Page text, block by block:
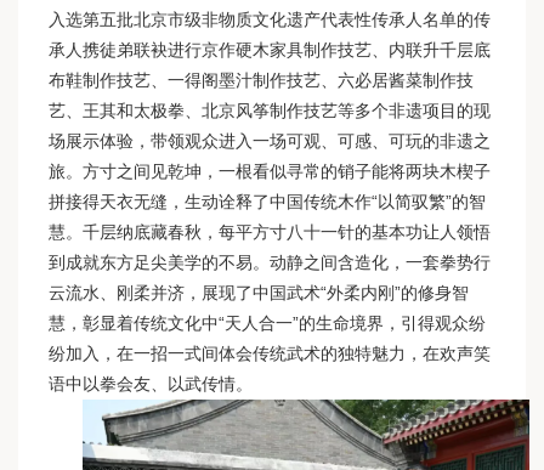
入选第五批北京市级非物质文化遗产代表性传承人名单的传
承人携徒弟联袂进行京作硬木家具制作技艺、内联升千层底
布鞋制作技艺、一得阁墨汁制作技艺、六必居酱菜制作技
艺、王其和太极拳、北京风筝制作技艺等多个非遗项目的现
场展示体验，带领观众进入一场可观、可感、可玩的非遗之
旅。方寸之间见乾坤，一根看似寻常的销子能将两块木楔子
拼接得天衣无缝，生动诠释了中国传统木作“以简驭繁”的智
慧。千层纳底藏春秋，每平方寸八十一针的基本功让人领悟
到成就东方足尖美学的不易。动静之间含造化，一套拳势行
云流水、刚柔并济，展现了中国武术“外柔内刚”的修身智
慧，彰显着传统文化中“天人合一”的生命境界，引得观众纷
纷加入，在一招一式间体会传统武术的独特魅力，在欢声笑
语中以拳会友、以武传情。